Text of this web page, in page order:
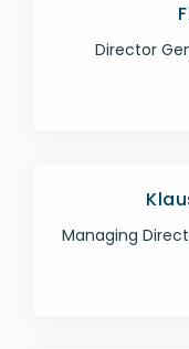
Director
Managing